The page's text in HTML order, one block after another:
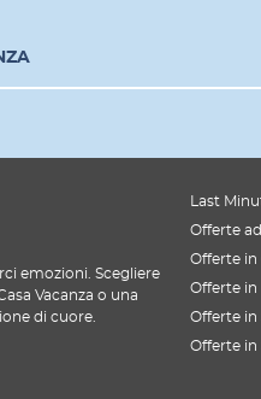
emozioni. Scegliere
Vacanza o una
di cuore.
Last
Offerte
Offerte in
Offerte in
Offerte in
Offerte in